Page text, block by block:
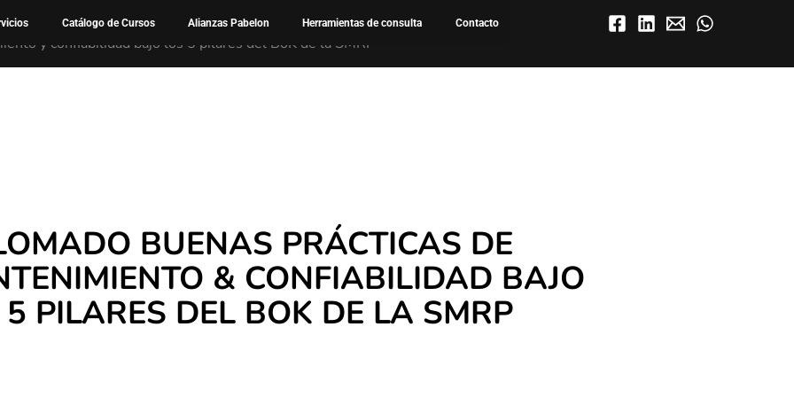
Catálogo de Cursos Alianzas Pabelon Herramientas de consulta Contacto
y confiabilidad bajo los 5 pilares del BoK de la SMRP
BUENAS PRÁCTICAS DE
& CONFIABILIDAD BAJO
5 PILARES DEL BOK DE LA SMRP